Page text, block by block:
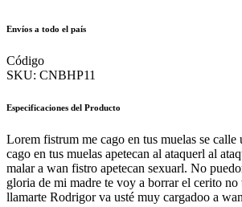
Envíos a todo el país
Código
SKU: CNBHP11
Especificaciones del Producto
Lorem fistrum me cago en tus muelas se calle
cago en tus muelas apetecan al ataquerl al
malar a wan fistro apetecan sexuarl. No
gloria de mi madre te voy a borrar el cerito
llamarte Rodrigor va usté muy cargadoo a